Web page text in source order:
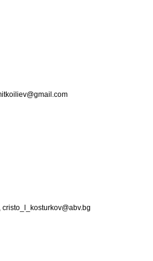
cristo_l_kosturkov@abv.bg